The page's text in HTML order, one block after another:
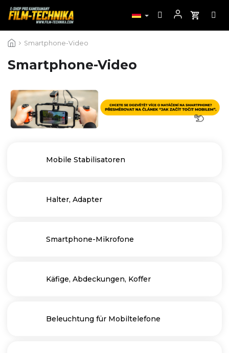
Inhalt Smartphone-Video
Smartphone-Video
Mobile Stabilisatoren
Halter, Adapter
Smartphone-Mikrofone
Käfige, Abdeckungen, Koffer
Beleuchtung für Mobiltelefone